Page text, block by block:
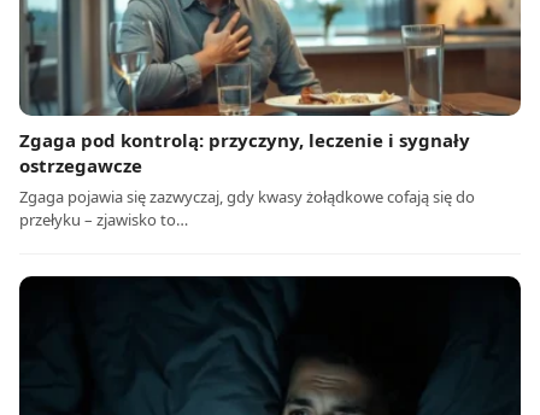
Zgaga pod kontrolą: przyczyny, leczenie i sygnały
ostrzegawcze
Zgaga pojawia się zazwyczaj, gdy kwasy żołądkowe cofają się do
przełyku – zjawisko to…